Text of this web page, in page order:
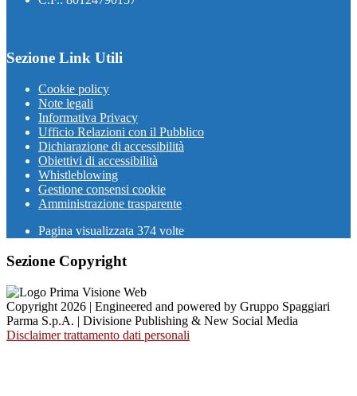
Sezione Link Utili
Cookie policy
Note legali
Informativa Privacy
Ufficio Relazioni con il Pubblico
Dichiarazione di accessibilità
Obiettivi di accessibilità
Whistleblowing
Gestione consensi cookie
Amministrazione trasparente
Pagina visualizzata 374 volte
Sezione Copyright
Copyright 2026 | Engineered and powered by Gruppo Spaggiari
Parma S.p.A. | Divisione Publishing & New Social Media
Disclaimer trattamento dati personali